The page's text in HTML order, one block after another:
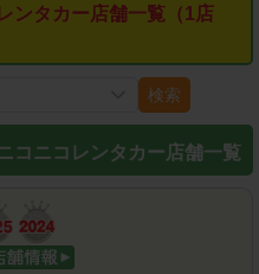
ンタカー店舗一覧（1店
検索
コニコレンタカー店舗一覧